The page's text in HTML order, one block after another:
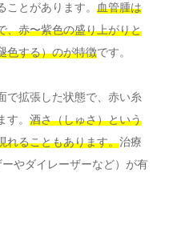
とがあります。 血管腫は
、赤〜紫色の盛り上がりと
色する）のが特徴です。
で拡張した状態で、赤い糸
。 酒さ（しゅさ）という
れることもあります。治療
やダイレーザーなど）が有